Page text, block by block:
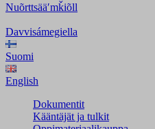
Nuõrttsääʹmǩiõll
Davvisámegiella
Suomi
English
Dokumentit
Kääntäjät ja tulkit